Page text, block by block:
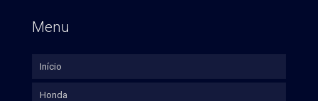
Menu
Início
Honda